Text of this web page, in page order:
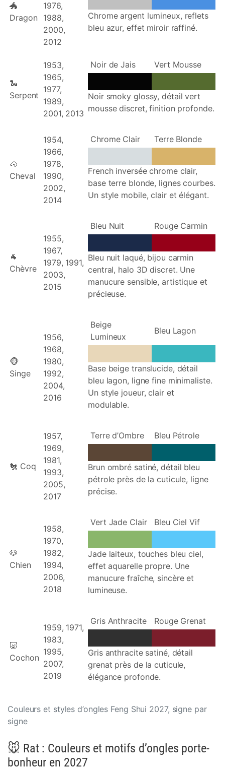
Couleurs et styles d’ongles Feng Shui 2027, signe par
signe
🐲
Dragon
1976,
1988,
2000,
2012
Chrome argent lumineux, reflets
bleu azur, effet miroir raffiné.
🐍
Serpent
1953,
1965,
1977,
1989,
2001, 2013
Noir de Jais Vert Mousse
Noir smoky glossy, détail vert
mousse discret, finition profonde.
🐴
Cheval
1954,
1966,
1978,
1990,
2002,
2014
Chrome Clair Terre Blonde
French inversée chrome clair,
base terre blonde, lignes courbes.
Un style mobile, clair et élégant.
🐐
Chèvre
1955,
1967,
1979, 1991,
2003,
2015
Bleu Nuit Rouge Carmin
Bleu nuit laqué, bijou carmin
central, halo 3D discret. Une
manucure sensible, artistique et
précieuse.
🐵
Singe
1956,
1968,
1980,
1992,
2004,
2016
Beige
Lumineux
Bleu Lagon
Base beige translucide, détail
bleu lagon, ligne fine minimaliste.
Un style joueur, clair et
modulable.
🐔 Coq
1957,
1969,
1981,
1993,
2005,
2017
Terre d’Ombre Bleu Pétrole
Brun ombré satiné, détail bleu
pétrole près de la cuticule, ligne
précise.
🐶
Chien
1958,
1970,
1982,
1994,
2006,
2018
Vert Jade Clair Bleu Ciel Vif
Jade laiteux, touches bleu ciel,
effet aquarelle propre. Une
manucure fraîche, sincère et
lumineuse.
🐷
Cochon
1959, 1971,
1983,
1995,
2007,
2019
Gris Anthracite Rouge Grenat
Gris anthracite satiné, détail
grenat près de la cuticule,
élégance profonde.
🐭 Rat : Couleurs et motifs d’ongles porte-
bonheur en 2027